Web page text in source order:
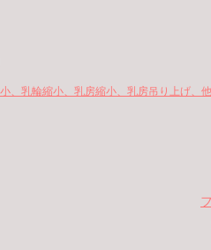
、乳輪縮小、乳房縮小、乳房吊り上げ、